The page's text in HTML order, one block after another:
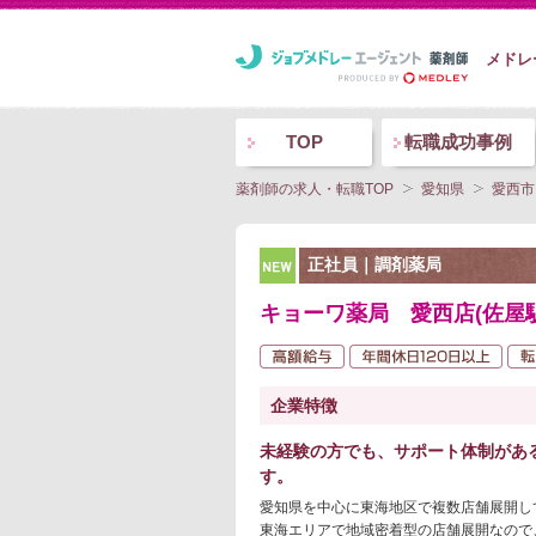
メド
TOP 転職成功事例
薬剤師の求人・転職TOP 愛知県 愛西市
NEW
正社員｜調剤薬局
キョーワ薬局 愛西店(佐屋
企業特徴
未経験の方でも、サポート体制があ
す。
愛知県を中心に東海地区で複数店舗展開
東海エリアで地域密着型の店舗展開なの